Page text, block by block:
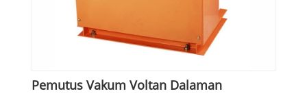
Pemutus Vakum Voltan Dalaman